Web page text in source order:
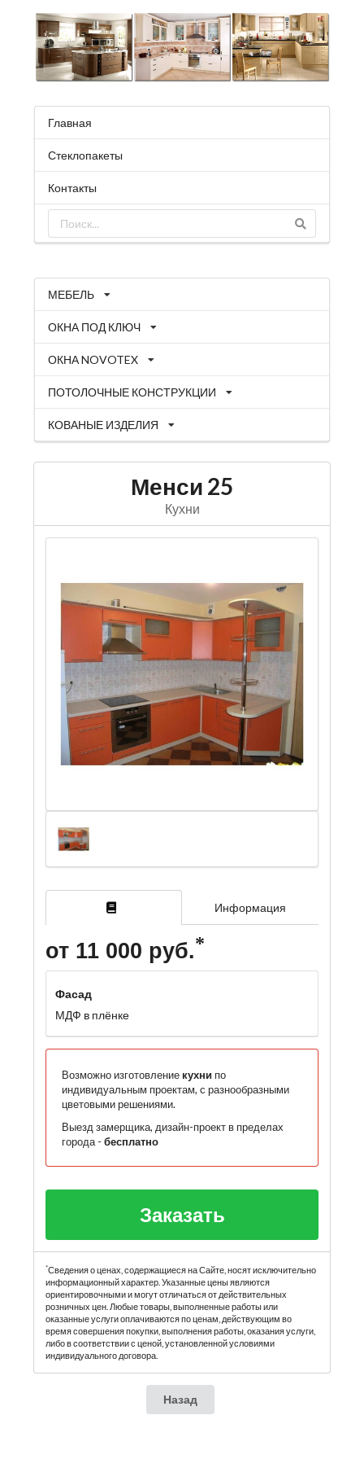
Главная
Стеклопакеты
Контакты
МЕБЕЛЬ
ОКНА ПОД КЛЮЧ
ОКНА NOVOTEX
ПОТОЛОЧНЫЕ КОНСТРУКЦИИ
КОВАНЫЕ ИЗДЕЛИЯ
Менси 25
Кухни
Информация
от 11 000 руб.
Фасад
МДФ в плёнке
Возможно изготовление кухни по
индивидуальным проектам, с разнообразными
цветовыми решениями.
Выезд замерщика, дизайн-проект в пределах
города - бесплатно
Заказать
*Сведения о ценах, содержащиеся на Сайте, носят исключительно
информационный характер. Указанные цены являются
ориентировочными и могут отличаться от действительных
розничных цен. Любые товары, выполненные работы или
оказанные услуги оплачиваются по ценам, действующим во
время совершения покупки, выполнения работы, оказания услуги,
либо в соответствии с ценой, установленной условиями
индивидуального договора.
Назад